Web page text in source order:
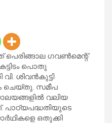
ഗവണ്‍മെന്റ്
പൊതു
ശിവന്‍കുട്ടി
ചെയ്തു. സമീപ
വലിയ
പാഠ്യപദ്ധതിയുടെ
ഒതുക്കി